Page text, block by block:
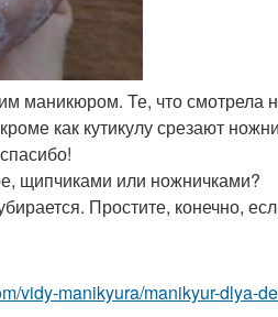
маникюром. Те, что смотрела
как кутикулу срезают
щипчиками или ножничками?
Простите, конечно,
vidy-manikyura/manikyur-dlya-